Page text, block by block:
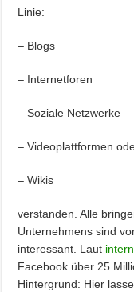
Linie:
– Blogs
– Internetforen
– Soziale Netzwerke
– Videoplattformen
– Wikis
verstanden. Alle
Unternehmens sind
interessant. Laut
Facebook über 25
Hintergrund: Hier